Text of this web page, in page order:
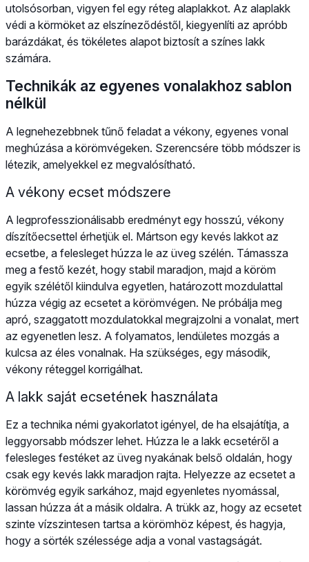
utolsósorban, vigyen fel egy réteg alaplakkot. Az alaplakk
védi a körmöket az elszíneződéstől, kiegyenlíti az apróbb
barázdákat, és tökéletes alapot biztosít a színes lakk
számára.
Technikák az egyenes vonalakhoz sablon
nélkül
A legnehezebbnek tűnő feladat a vékony, egyenes vonal
meghúzása a körömvégeken. Szerencsére több módszer is
létezik, amelyekkel ez megvalósítható.
A vékony ecset módszere
A legprofesszionálisabb eredményt egy hosszú, vékony
díszítőecsettel érhetjük el. Mártson egy kevés lakkot az
ecsetbe, a felesleget húzza le az üveg szélén. Támassza
meg a festő kezét, hogy stabil maradjon, majd a köröm
egyik szélétől kiindulva egyetlen, határozott mozdulattal
húzza végig az ecsetet a körömvégen. Ne próbálja meg
apró, szaggatott mozdulatokkal megrajzolni a vonalat, mert
az egyenetlen lesz. A folyamatos, lendületes mozgás a
kulcsa az éles vonalnak. Ha szükséges, egy második,
vékony réteggel korrigálhat.
A lakk saját ecsetének használata
Ez a technika némi gyakorlatot igényel, de ha elsajátítja, a
leggyorsabb módszer lehet. Húzza le a lakk ecsetéről a
felesleges festéket az üveg nyakának belső oldalán, hogy
csak egy kevés lakk maradjon rajta. Helyezze az ecsetet a
körömvég egyik sarkához, majd egyenletes nyomással,
lassan húzza át a másik oldalra. A trükk az, hogy az ecsetet
szinte vízszintesen tartsa a körömhöz képest, és hagyja,
hogy a sörték szélessége adja a vonal vastagságát.